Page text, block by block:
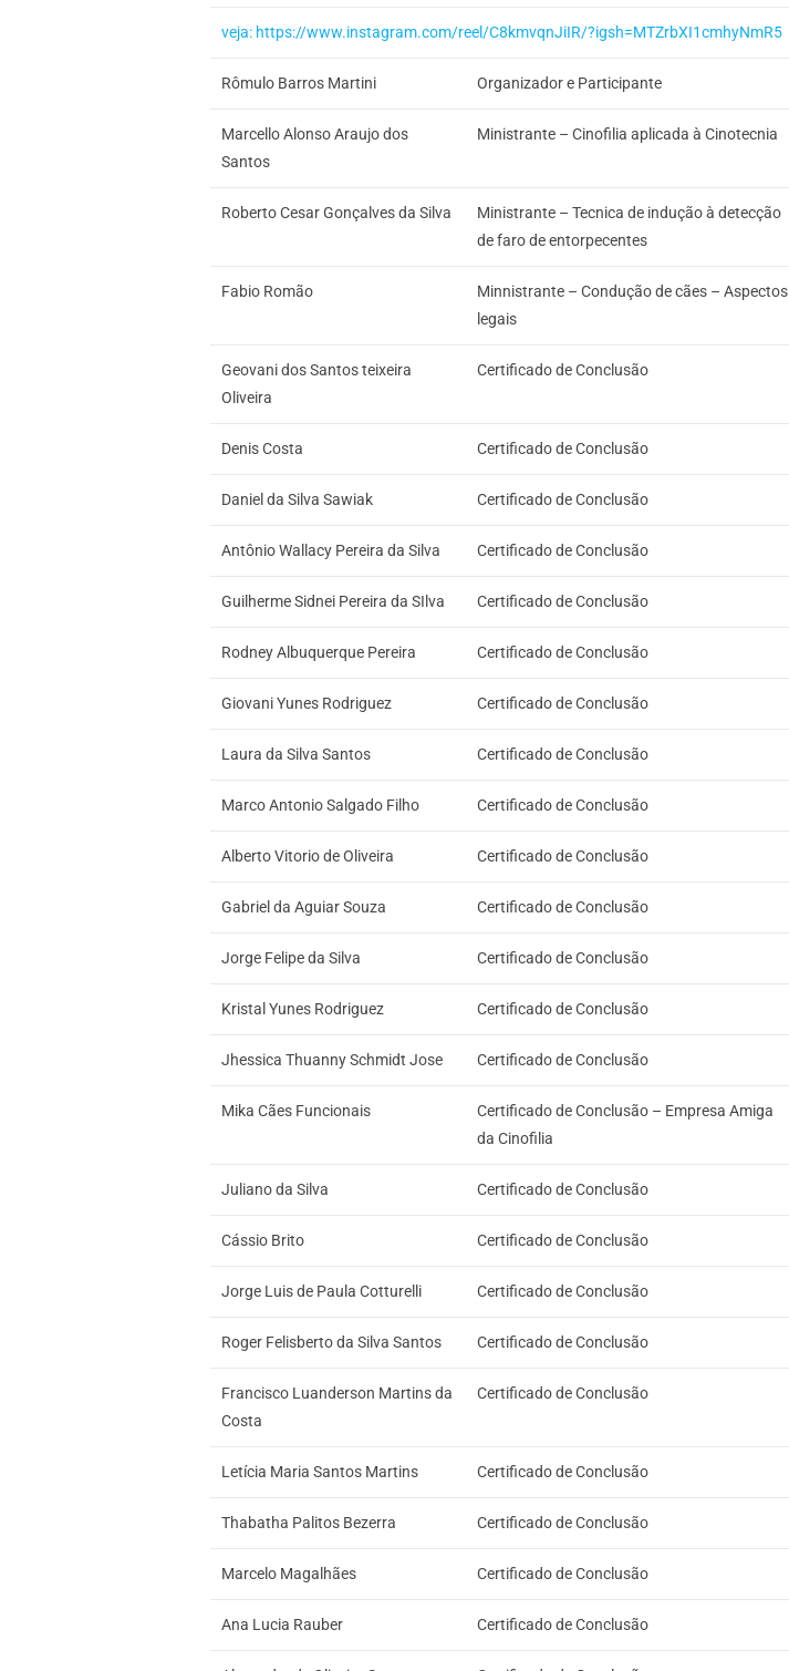
veja: https://www.instagram.com/reel/C8kmvqnJiIR/?igsh=MTZrbXI1cmhyNmR5
Rômulo Barros Martini Organizador e Participante
Marcello Alonso Araujo dos
Santos
Ministrante – Cinofilia aplicada à Cinotecnia
Roberto Cesar Gonçalves da Silva
Ministrante – Tecnica de indução à detecção
de faro de entorpecentes
Fabio Romão
Minnistrante – Condução de cães – Aspectos
legais
Geovani dos Santos teixeira
Oliveira
Certificado de Conclusão
Denis Costa Certificado de Conclusão
Daniel da Silva Sawiak Certificado de Conclusão
Antônio Wallacy Pereira da Silva Certificado de Conclusão
Guilherme Sidnei Pereira da SIlva Certificado de Conclusão
Rodney Albuquerque Pereira Certificado de Conclusão
Giovani Yunes Rodriguez Certificado de Conclusão
Laura da Silva Santos Certificado de Conclusão
Marco Antonio Salgado Filho Certificado de Conclusão
Alberto Vitorio de Oliveira Certificado de Conclusão
Gabriel da Aguiar Souza Certificado de Conclusão
Jorge Felipe da Silva Certificado de Conclusão
Kristal Yunes Rodriguez Certificado de Conclusão
Jhessica Thuanny Schmidt Jose Certificado de Conclusão
Mika Cães Funcionais
Certificado de Conclusão – Empresa Amiga
da Cinofilia
Juliano da Silva Certificado de Conclusão
Cássio Brito Certificado de Conclusão
Jorge Luis de Paula Cotturelli Certificado de Conclusão
Roger Felisberto da Silva Santos Certificado de Conclusão
Francisco Luanderson Martins da
Costa
Certificado de Conclusão
Letícia Maria Santos Martins Certificado de Conclusão
Thabatha Palitos Bezerra Certificado de Conclusão
Marcelo Magalhães Certificado de Conclusão
Ana Lucia Rauber Certificado de Conclusão